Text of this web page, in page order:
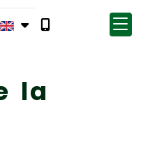
la